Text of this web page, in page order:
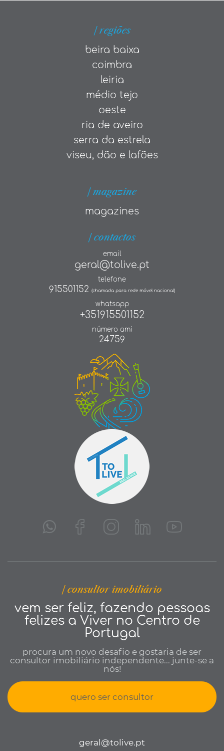
| regiões
beira baixa
coimbra
leiria
médio tejo
oeste
ria de aveiro
serra da estrela
viseu, dão e lafões
| magazine
magazines
| contactos
email
geral@tolive.pt
telefone
915501152 (chamada para rede móvel nacional)
whatsapp
+351915501152
número ami
24759
| consultor imobiliário
vem ser feliz, fazendo pessoas
felizes a Viver no Centro de
Portugal
procura um novo desafio e gostaria de ser
consultor imobiliário independente... junte-se a
nós!
quero ser consultor
geral@tolive.pt